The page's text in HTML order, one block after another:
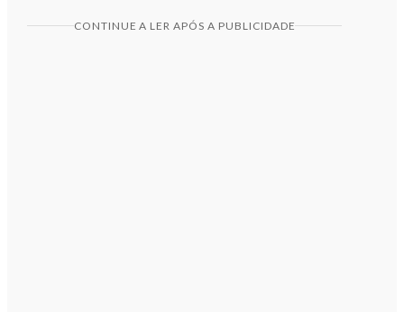
CONTINUE A LER APÓS A PUBLICIDADE